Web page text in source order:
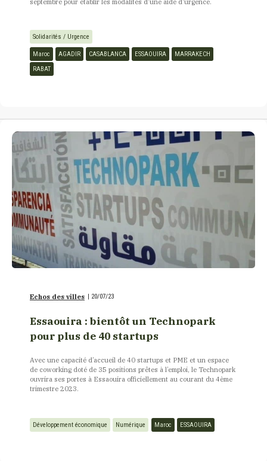
septembre pour établir les modalités d'une aide d'urgence.
Solidarités / Urgence
Maroc AGADIR CASABLANCA ESSAOUIRA
MARRAKECH
RABAT
Echos des villes 20/07/23
Essaouira : bientôt un Technopark
pour plus de 40 startups
Avec une capacité d’accueil de 40 startups et PME et un espace
de coworking doté de 35 positions prêtes à l’emploi, le Technopark
ouvrira ses portes à Essaouira officiellement au courant du 4ème
trimestre 2023.
Développement économique Numérique Maroc ESSAOUIRA